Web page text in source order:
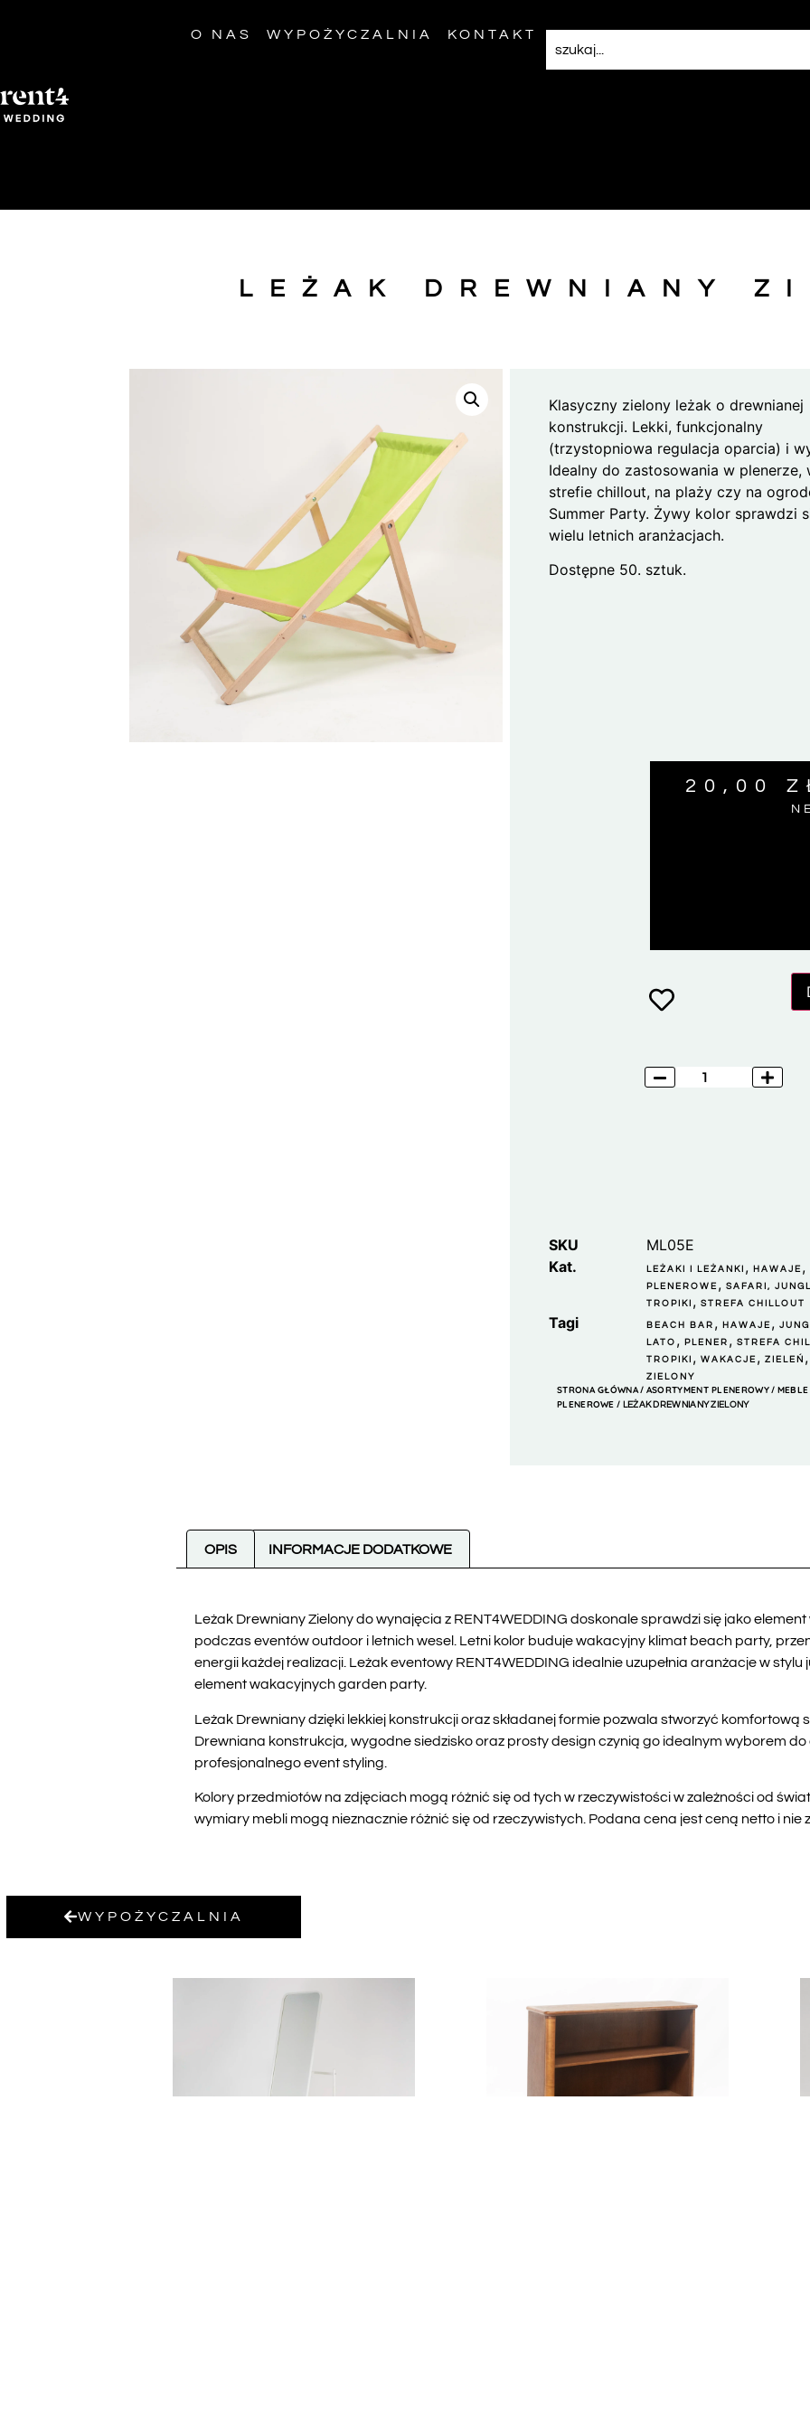
O NAS WYPOŻYCZALNIA KONTAKT
LEŻAK DREWNIANY
Klasyczny zielony leżak o drewnianej
konstrukcji. Lekki, funkcjonalny
(trzystopniowa regulacja oparcia) i
Idealny do zastosowania w plenerze,
strefie chillout, na plaży czy na
Summer Party. Żywy kolor sprawdzi
wielu letnich aranżacjach.
Dostępne 50. sztuk.
20,00
SKU
ML05E
Kat.
LEŻAKI I LEŻANKI ,HAWAJE ,
PLENEROWE ,SAFARI,
TROPIKI ,STREFA CHILLOUT
Tagi BEACH BAR ,HAWAJE ,
LATO ,PLENER ,STREFA
TROPIKI ,WAKACJE ,ZIELEŃ ,
ZIELONY
STRONA GŁÓWNA/ ASORTYMENT PLENEROWY/ MEBLE
PLENEROWE / LEŻAK DREWNIANY ZIELONY
OPIS INFORMACJE DODATKOWE
Leżak Drewniany Zielony do wynajęcia z RENT4WEDDING doskonale sprawdzi się jako
podczas eventów outdoor i letnich wesel. Letni kolor buduje wakacyjny klimat beach party,
energii każdej realizacji. Leżak eventowy RENT4WEDDING idealnie uzupełnia aranżacje w stylu
element wakacyjnych garden party.
Leżak Drewniany dzięki lekkiej konstrukcji oraz składanej formie pozwala stworzyć komfortową
Drewniana konstrukcja, wygodne siedzisko oraz prosty design czynią go idealnym wyborem
profesjonalnego event styling.
Kolory przedmiotów na zdjęciach mogą różnić się od tych w rzeczywistości w zależności od
wymiary mebli mogą nieznacznie różnić się od rzeczywistych. Podana cena jest ceną netto i nie
WYPOŻYCZALNIA